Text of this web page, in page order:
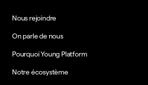
Nous rejoindre
On parle de nous
Pourquoi Young Platform
Notre écosystème